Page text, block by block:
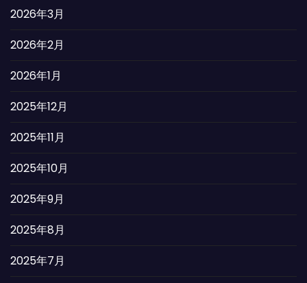
2026年3月
2026年2月
2026年1月
2025年12月
2025年11月
2025年10月
2025年9月
2025年8月
2025年7月